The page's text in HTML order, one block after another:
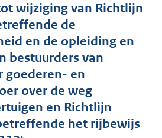
e
:
1
5
M
b
wijziging van Richtlijn
de
en de opleiding en
bestuurders van
goederen- en
over de weg
en Richtlijn
het rijbewijs